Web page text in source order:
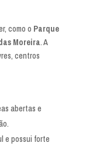
como o Parque
Moreira. A
centros
abertas e
e possui forte